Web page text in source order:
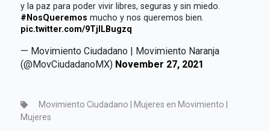
y la paz para poder vivir libres, seguras y sin miedo.
#NosQueremos mucho y nos queremos bien.
pic.twitter.com/9TjILBugzq
— Movimiento Ciudadano | Movimiento Naranja
(@MovCiudadanoMX) November 27, 2021
Movimiento Ciudadano | Mujeres en Movimiento |
Mujeres